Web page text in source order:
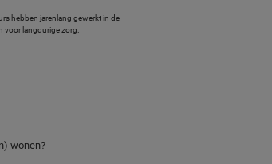
hebben jarenlang gewerkt in de
voor langdurige zorg.
wonen?